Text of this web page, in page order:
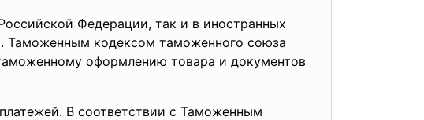
Федерации, так и в иностранных
Таможенным кодексом таможенного союза
оформлению товара и документов
В соответствии с Таможенным